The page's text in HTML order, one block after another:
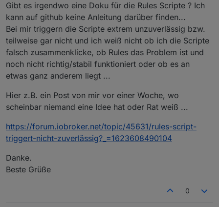
Gibt es irgendwo eine Doku für die Rules Scripte ? Ich
kann auf github keine Anleitung darüber finden...
Bei mir triggern die Scripte extrem unzuverlässig bzw.
teilweise gar nicht und ich weiß nicht ob ich die Scripte
falsch zusammenklicke, ob Rules das Problem ist und
noch nicht richtig/stabil funktioniert oder ob es an
etwas ganz anderem liegt ...
Hier z.B. ein Post von mir vor einer Woche, wo
scheinbar niemand eine Idee hat oder Rat weiß ...
https://forum.iobroker.net/topic/45631/rules-script-
triggert-nicht-zuverlässig?_=1623608490104
Danke.
Beste Grüße
0